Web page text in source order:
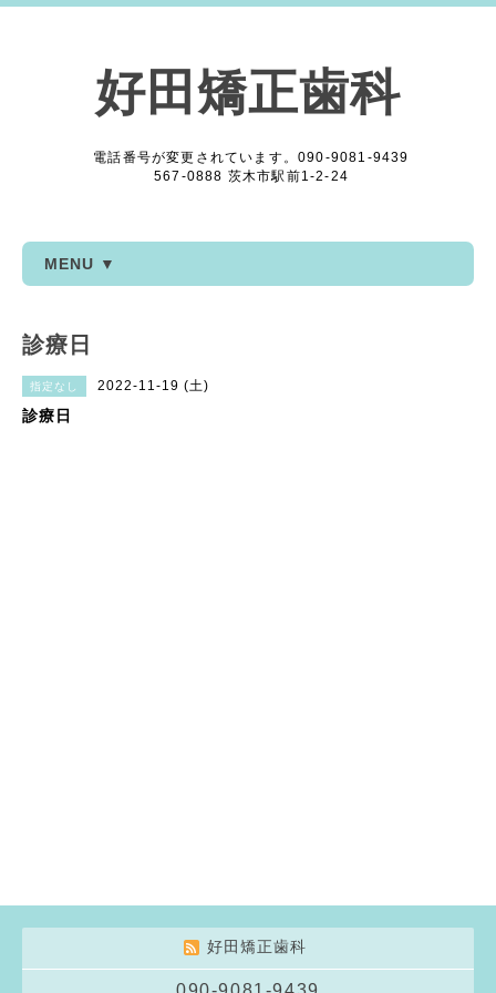
好田矯正歯科
電話番号が変更されています。090-9081-9439
567-0888 茨木市駅前1-2-24
MENU ▼
診療日
指定なし 2022-11-19 (土)
診療日
好田矯正歯科